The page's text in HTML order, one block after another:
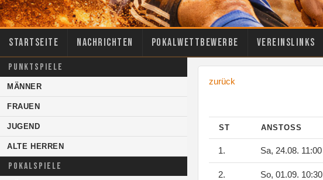
Startseite Nachrichten Pokalwettbewerbe Vereinslinks
PUNKTSPIELE
MÄNNER
FRAUEN
JUGEND
ALTE HERREN
POKALSPIELE
zurück
ST ANSTOSS
1. Sa, 24.08. 11:00
2. So, 01.09. 10:30